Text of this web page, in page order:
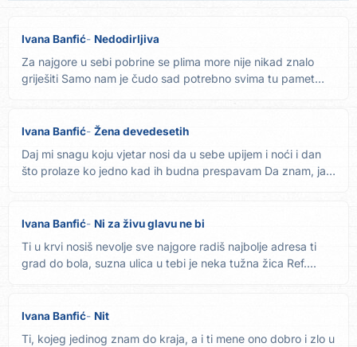
Ivana Banfić Nedodirljiva
Za najgore u sebi pobrine se plima more nije nikad znalo
griješiti Samo nam je čudo sad potrebno svima tu pamet
Ivana Banfić Žena devedesetih
Daj mi snagu koju vjetar nosi da u sebe upijem i noći i dan
što prolaze ko jedno kad ih budna prespavam Da znam, ja
Ivana Banfić Ni za živu glavu ne bi
Ti u krvi nosiš nevolje sve najgore radiš najbolje adresa ti
grad do bola, suzna ulica u tebi je neka tužna žica Ref....
Ivana Banfić Nit
Ti, kojeg jedinog znam do kraja, a i ti mene ono dobro i zlo u